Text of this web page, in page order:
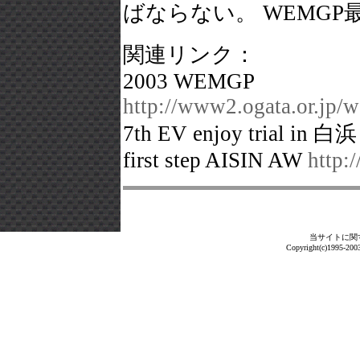
ばならない。 WEMGP
関連リンク：
2003 WEMGP
http://www2.ogata.or.jp/
7th EV enjoy trial in 白
first step AISIN AW
当サイトに
Copyright(c)1995-